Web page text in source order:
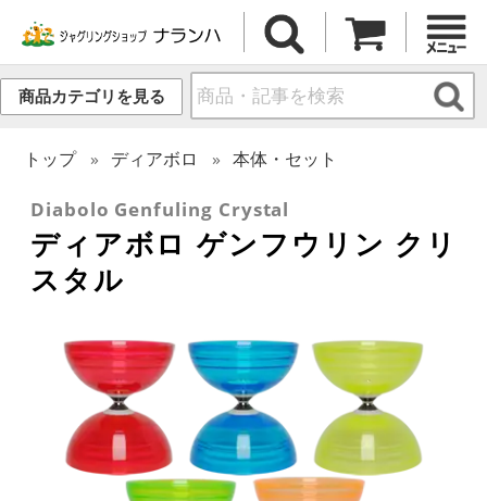
商品カテゴリを見る
トップ ディアボロ 本体・セット
Diabolo Genfuling Crystal
ディアボロ ゲンフウリン クリ
スタル